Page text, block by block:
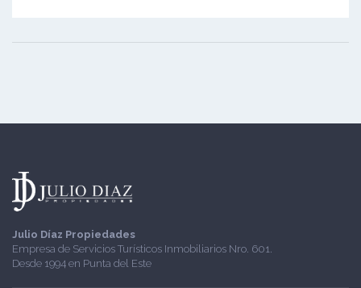
Julio Díaz Propiedades
Empresa de Servicios Turísticos Inmobiliarios Nro. 601.
Desde 1994 en Punta del Este